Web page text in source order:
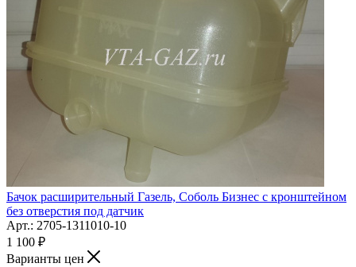
Бачок расширительный Газель, Соболь Бизнес с кронштейном
без отверстия под датчик
Арт.: 2705-1311010-10
1 100 ₽
Варианты цен